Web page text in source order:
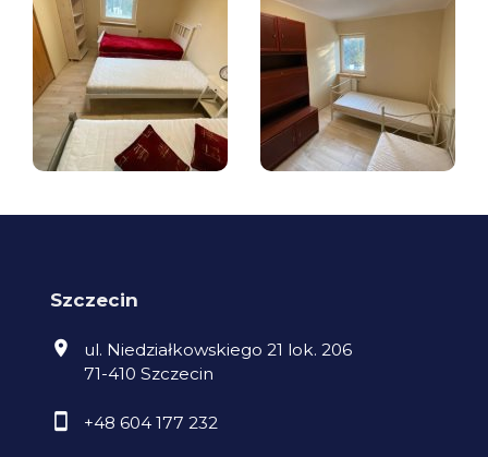
Szczecin
ul. Niedziałkowskiego 21 lok. 206
71-410 Szczecin
+48 604 177 232